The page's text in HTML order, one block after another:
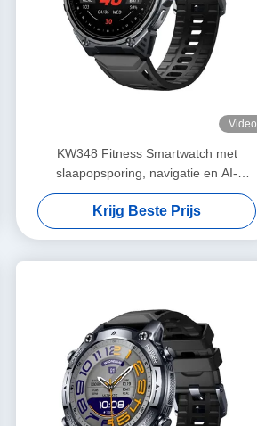
Video
KW348 Fitness Smartwatch met
slaapopsporing, navigatie en AI-
aangedreven functies 5ATM Waterdichte
rating en mediaopslag
Krijg Beste Prijs